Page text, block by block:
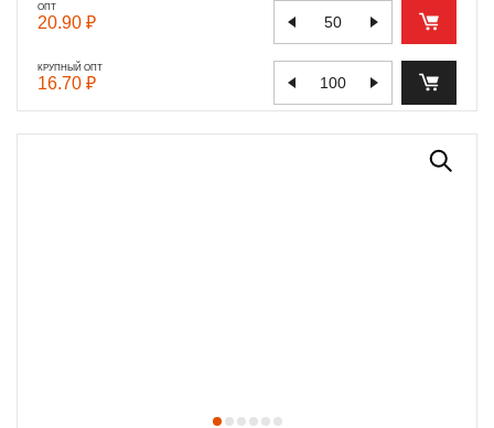
ОПТ
20.90 ₽
КРУПНЫЙ ОПТ
16.70 ₽